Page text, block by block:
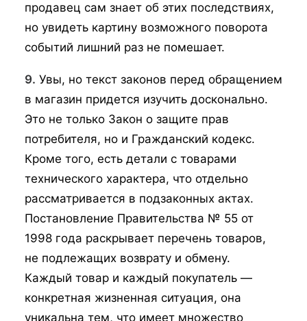
продавец сам знает об этих последствиях,
но увидеть картину возможного поворота
событий лишний раз не помешает.
9. Увы, но текст законов перед обращением
в магазин придется изучить досконально.
Это не только Закон о защите прав
потребителя, но и Гражданский кодекс.
Кроме того, есть детали с товарами
технического характера, что отдельно
рассматривается в подзаконных актах.
Постановление Правительства № 55 от
1998 года раскрывает перечень товаров,
не подлежащих возврату и обмену.
Каждый товар и каждый покупатель —
конкретная жизненная ситуация, она
уникальна тем, что имеет множество